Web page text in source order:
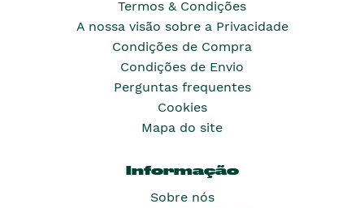
Termos & Condições
A nossa visão sobre a Privacidade
Condições de Compra
Condições de Envio
Perguntas frequentes
Cookies
Mapa do site
Informação
Sobre nós